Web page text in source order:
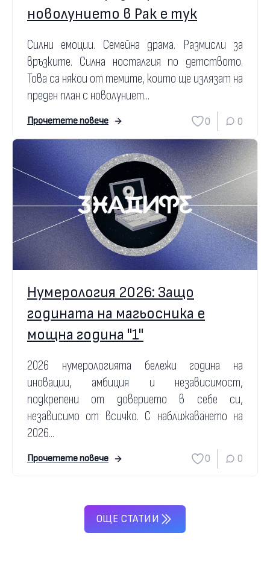
новолунието в Рак е тук
Силни емоции. Семейна драма. Размисли за
връзките. Силна носталгия по детството.
Това са някои от темите, които ще излязат на
преден план с новолуниет...
Прочетете повече 0 0
Нумерология 2026: Защо
годината на магьосника е
мощна година "1"
2026 нумерологията бележи година на
иновации, амбиция и независимост,
подкрепени от доверието в себе си,
независимо от всичко. С наближаването на
2026...
Прочетете повече 0 0
ОЩЕ СТАТИИ